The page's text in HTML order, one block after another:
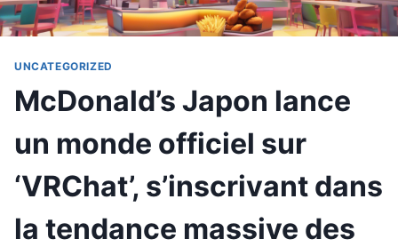
UNCATEGORIZED
McDonald’s Japon lance
un monde officiel sur
‘VRChat’, s’inscrivant dans
la tendance massive des